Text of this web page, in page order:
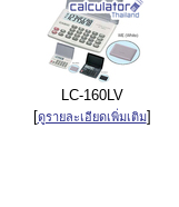
LC-160LV
[ดูรายละเอียดเพิ่มเติม]